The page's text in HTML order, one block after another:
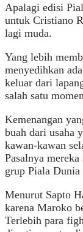
Apalagi edisi
untuk Cristiano
lagi muda.
Yang lebih
menyedihkan
keluar dari
salah satu
Kemenangan
buah dari usaha
kawan-kawan
Pasalnya
grup Piala Dunia
Menurut Sapto
karena Maroko
Terlebih para